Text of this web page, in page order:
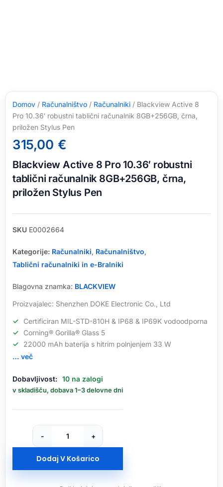
Domov / Računalništvo / Računalniki / Blackview Active 8
Pro 10.36′ robustni tablični računalnik 8GB+256GB, črna,
priložen Stylus Pen
315,00 €
Blackview Active 8 Pro 10.36′ robustni
tablični računalnik 8GB+256GB, črna,
priložen Stylus Pen
SKU E0002664
Kategorije: Računalniki, Računalništvo,
Tablični računalniki in e-Bralniki
Blagovna znamka: BLACKVIEW
Proizvajalec: Shenzhen DOKE Electronic Co., Ltd
Certificiran MIL-STD-810H & IP68 & IP69K vodoodporna
Corning® Gorilla® Glass 5
22000 mAh baterija s hitrim polnjenjem 33 W
… več
Dobavljivost: 10 na zalogi
v skladišču, dobava 1–3 delovne dni
-
Active
Pro
računalnik
+
Dodaj V Košarico